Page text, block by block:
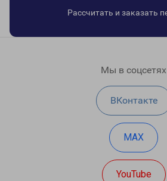
Рассчитать и заказать
Мы в соцсетях
ВКонтакте
MAX
YouTube